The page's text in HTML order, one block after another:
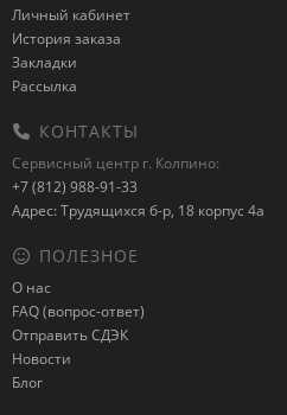
Личный кабинет
История заказа
Закладки
Рассылка
КОНТАКТЫ
Сервисный центр г. Колпино:
+7 (812) 988-91-33
Адрес: Трудящихся б-р, 18 корпус 4а
ПОЛЕЗНОЕ
О нас
FAQ (вопрос-ответ)
Отправить СДЭК
Новости
Блог